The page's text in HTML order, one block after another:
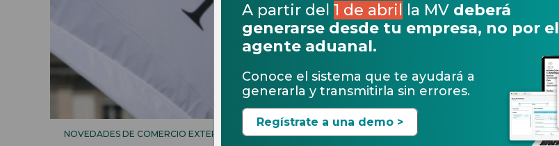
NOVEDADES DE COMERCIO EXTERIOR 11.04.2017
A partir del 1 de abril la MV deberá
generarse desde tu empresa, no por el
agente aduanal.
Conoce el sistema que te ayudará a
generarla y transmitirla sin errores.
Regístrate a una demo >